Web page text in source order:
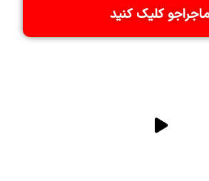
ماجراجو کلیک کنید